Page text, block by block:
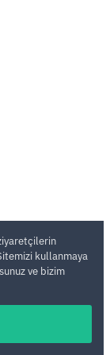
kullanmaya
ve bizim